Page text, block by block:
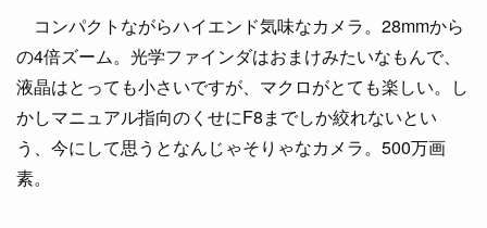
コンパクトながらハイエンド気味なカメラ。28mmから
の4倍ズーム。光学ファインダはおまけみたいなもんで、
液晶はとっても小さいですが、マクロがとても楽しい。し
かしマニュアル指向のくせにF8までしか絞れないとい
う、今にして思うとなんじゃそりゃなカメラ。500万画
素。